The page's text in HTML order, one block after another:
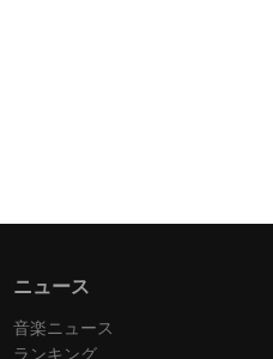
ニュース
音楽ニュース
ランキング